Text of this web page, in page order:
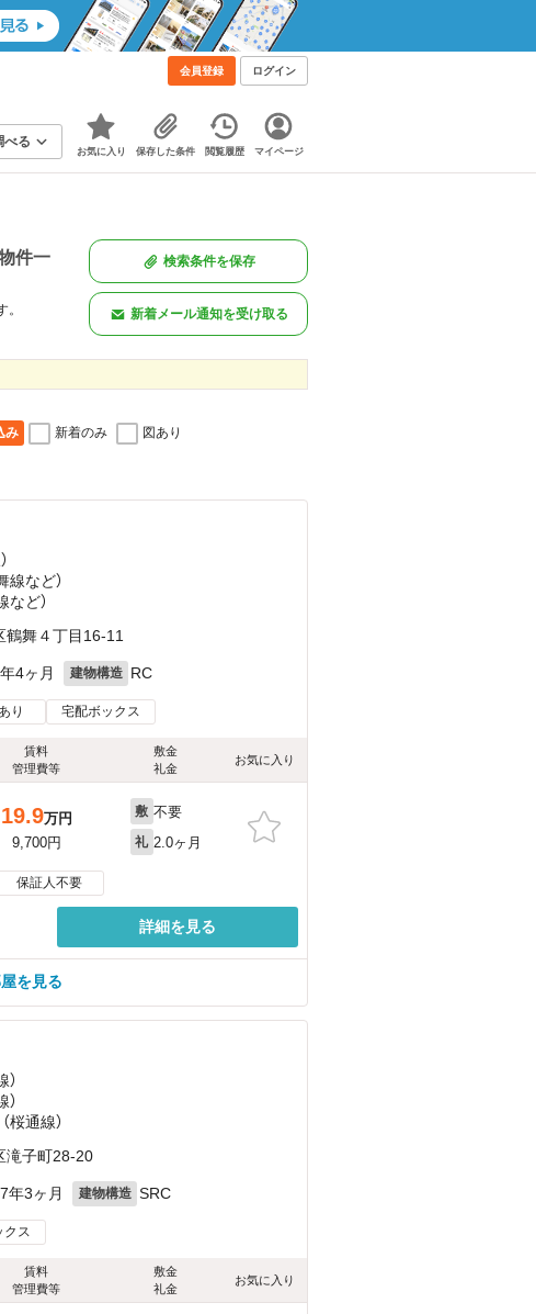
会員登録 ログイン
べる
お気に入り 保存した条件 閲覧履歴 マイページ
件一
検索条件を保存
新着メール通知を受け取る
み 新着のみ 図あり
線など）
など）
鶴舞４丁目16-11
4ヶ月 建物構造 RC
り 宅配ボックス
賃料
管理費等
敷金
礼金
お気に入り
19.9万円
9,700円
敷 不要
礼 2.0ヶ月
保証人不要
詳細を見る
を見る
桜通線）
滝子町28-20
年3ヶ月 建物構造 SRC
クス
賃料
管理費等
敷金
礼金
お気に入り